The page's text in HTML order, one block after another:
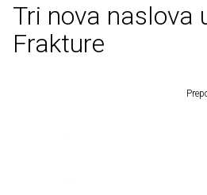
Tri nova naslova
Frakture